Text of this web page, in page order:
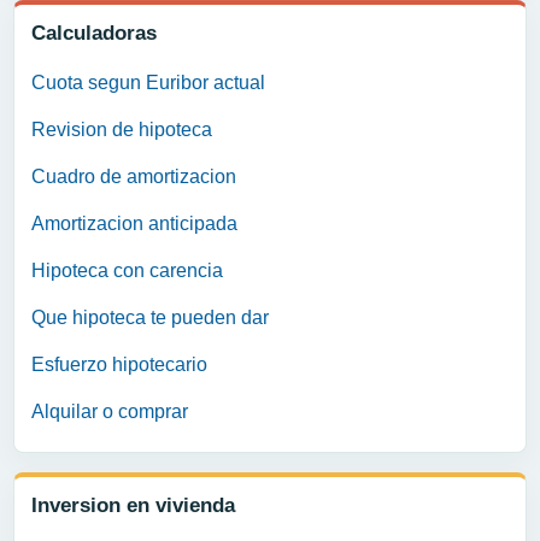
Calculadoras
Cuota segun Euribor actual
Revision de hipoteca
Cuadro de amortizacion
Amortizacion anticipada
Hipoteca con carencia
Que hipoteca te pueden dar
Esfuerzo hipotecario
Alquilar o comprar
Inversion en vivienda